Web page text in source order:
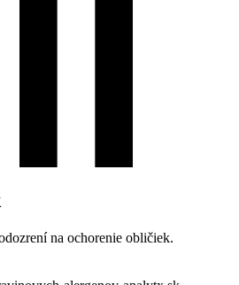
na ochorenie obličiek.